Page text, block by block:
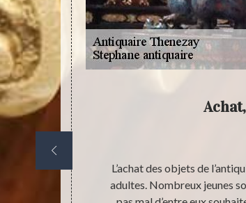
ne pouvons
L’achat des objets de
adultes. Nombreux jeunes